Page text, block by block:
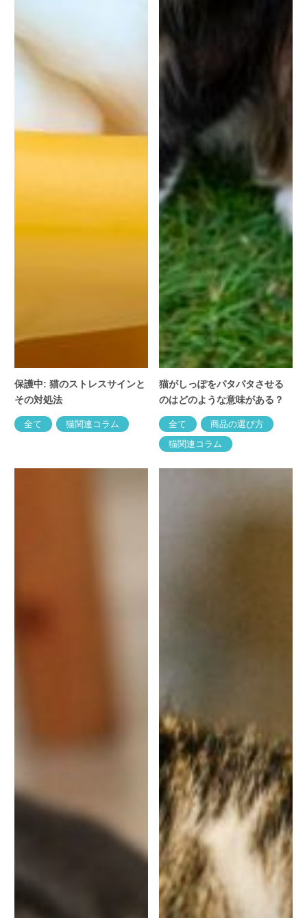
保護中: 猫のストレスサインと
その対処法
全て 猫関連コラム
猫がしっぽをパタパタさせる
のはどのような意味がある？
全て
商品の選び方
猫関連コラム